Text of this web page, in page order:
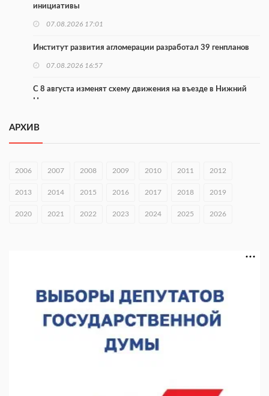
инициативы
07.08.2026 17:01
Институт развития агломерации разработал 39 генпланов
07.08.2026 16:57
С 8 августа изменят схему движения на въезде в Нижний
Новгород
В Нижегородской области прошло заседание АТК и
07.08.2026 14:54
В Чкаловске спустили на воду «Метеор-120Р»
07.08.2026 14:01
В Нижнем Новгороде отметили 70-летие Дня строителя
АРХИВ
2006 2007 2008 2009 2010 2011 2012
2013 2014 2015 2016 2017 2018 2019
2020 2021 2022 2023 2024 2025 2026